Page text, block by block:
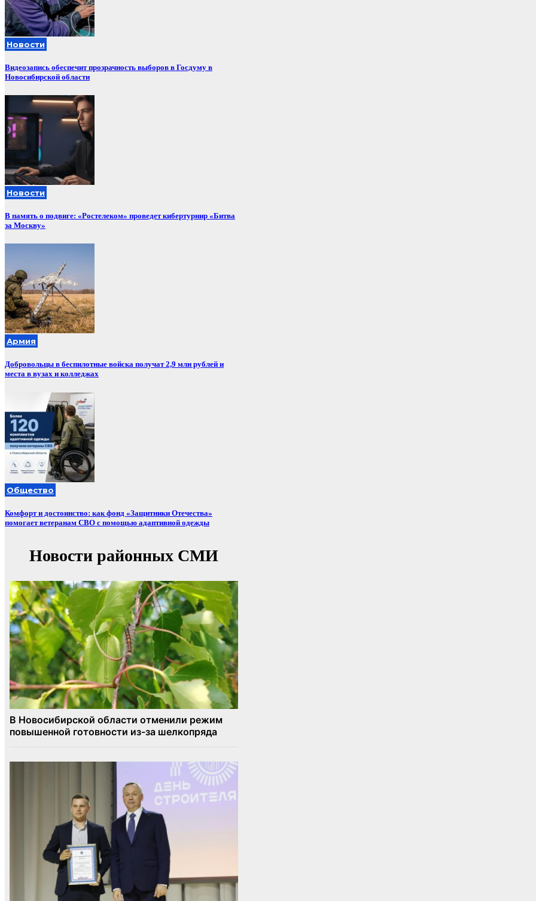
Новости
Видеозапись обеспечит прозрачность выборов в Госдуму в
Новосибирской области
Новости
В память о подвиге: «Ростелеком» проведет кибертурнир «Битва
за Москву»
Армия
Добровольцы в беспилотные войска получат 2,9 млн рублей и
места в вузах и колледжах
Общество
Комфорт и достоинство: как фонд «Защитники Отечества»
помогает ветеранам СВО с помощью адаптивной одежды